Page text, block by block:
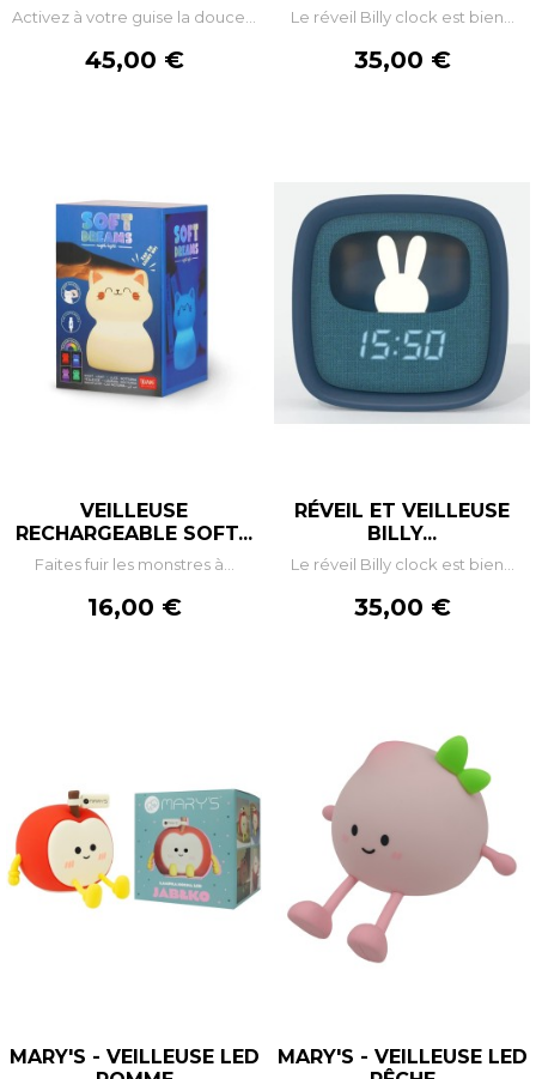
Activez à votre guise la douce...
Prix
45,00 €
Le réveil Billy clock est bien...
Prix
35,00 €
VEILLEUSE
RECHARGEABLE SOFT...
Faites fuir les monstres à...
Prix
16,00 €
RÉVEIL ET VEILLEUSE
BILLY...
Le réveil Billy clock est bien...
Prix
35,00 €
MARY'S - VEILLEUSE LED
MARY'S - VEILLEUSE LED